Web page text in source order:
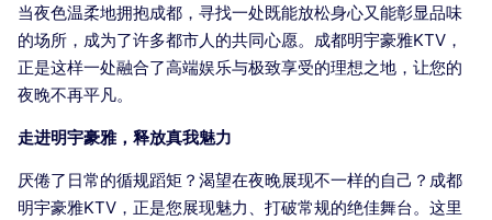
当夜色温柔地拥抱成都，寻找一处既能放松身心又能彰显品味
的场所，成为了许多都市人的共同心愿。成都明宇豪雅KTV，
正是这样一处融合了高端娱乐与极致享受的理想之地，让您的
夜晚不再平凡。
走进明宇豪雅，释放真我魅力
厌倦了日常的循规蹈矩？渴望在夜晚展现不一样的自己？成都
明宇豪雅KTV，正是您展现魅力、打破常规的绝佳舞台。这里